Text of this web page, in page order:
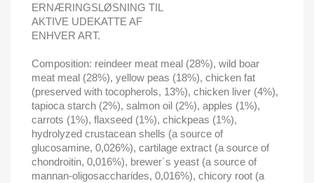
ERNÆRINGSLØSNING TIL
AKTIVE UDEKATTE AF
ENHVER ART.
Composition: reindeer meat meal (28%), wild boar
meat meal (28%), yellow peas (18%), chicken fat
(preserved with tocopherols, 13%), chicken liver (4%),
tapioca starch (2%), salmon oil (2%), apples (1%),
carrots (1%), flaxseed (1%), chickpeas (1%),
hydrolyzed crustacean shells (a source of
glucosamine, 0,026%), cartilage extract (a source of
chondroitin, 0,016%), brewer´s yeast (a source of
mannan-oligosaccharides, 0,016%), chicory root (a